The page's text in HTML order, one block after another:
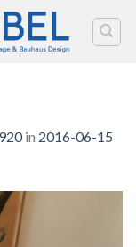
in 2016-06-15